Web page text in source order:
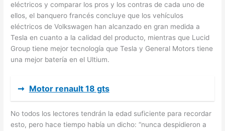
eléctricos y comparar los pros y los contras de cada uno de
ellos, el banquero francés concluye que los vehículos
eléctricos de Volkswagen han alcanzado en gran medida a
Tesla en cuanto a la calidad del producto, mientras que Lucid
Group tiene mejor tecnología que Tesla y General Motors tiene
una mejor batería en el Ultium.
➞ Motor renault 18 gts
No todos los lectores tendrán la edad suficiente para recordar
esto, pero hace tiempo había un dicho: “nunca despidieron a